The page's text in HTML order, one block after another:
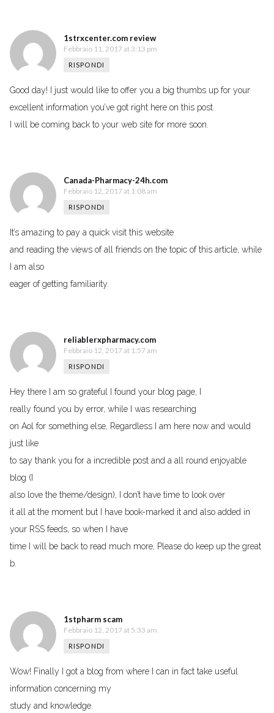
1strxcenter.com review
Febbraio 11, 2017 at 3:13 pm
RISPONDI
Good day! I just would like to offer you a big thumbs up for your
excellent information you’ve got right here on this post.
I will be coming back to your web site for more soon.
Canada-Pharmacy-24h.com
Febbraio 12, 2017 at 1:08 am
RISPONDI
It’s amazing to pay a quick visit this website
and reading the views of all friends on the topic of this article, while
I am also
eager of getting familiarity.
reliablerxpharmacy.com
Febbraio 12, 2017 at 1:57 am
RISPONDI
Hey there I am so grateful I found your blog page, I
really found you by error, while I was researching
on Aol for something else, Regardless I am here now and would
just like
to say thank you for a incredible post and a all round enjoyable
blog (I
also love the theme/design), I don’t have time to look over
it all at the moment but I have book-marked it and also added in
your RSS feeds, so when I have
time I will be back to read much more, Please do keep up the great
b.
1stpharm scam
Febbraio 12, 2017 at 5:33 am
RISPONDI
Wow! Finally I got a blog from where I can in fact take useful
information concerning my
study and knowledge.